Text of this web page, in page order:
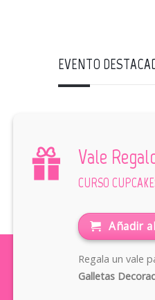
EVENTO
Vale
CURSO
Añadir
Regala un vale
Galletas